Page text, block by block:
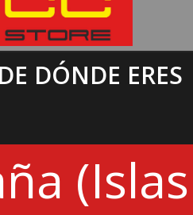
DÓNDE ERES
(Islas